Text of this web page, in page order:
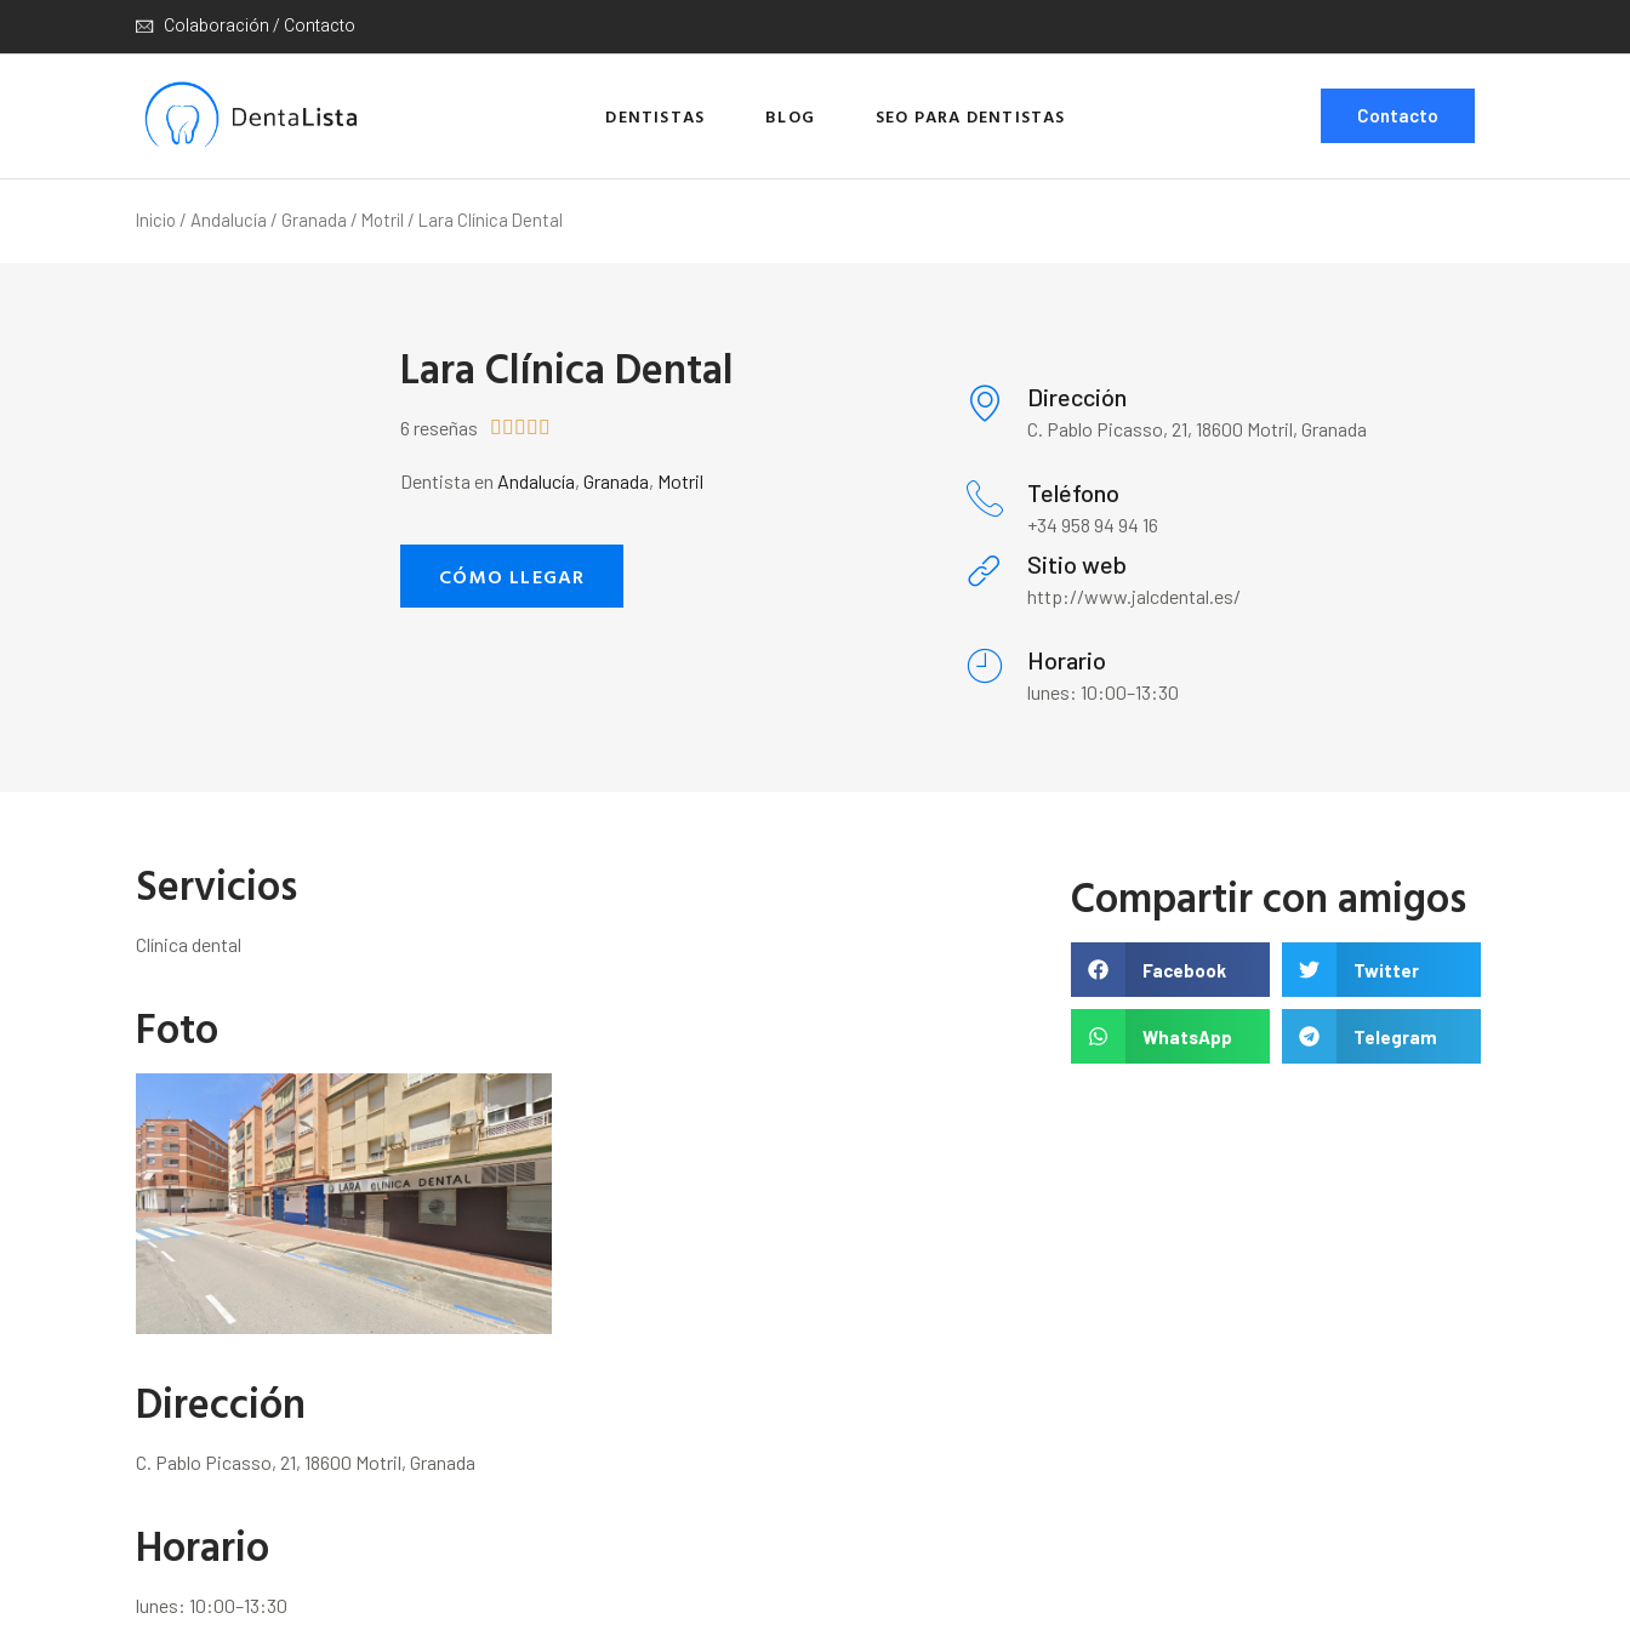
Colaboración / Contacto
DENTISTAS BLOG SEO PARA DENTISTAS Contacto
Inicio / Andalucía / Granada / Motril / Lara Clínica Dental
Lara Clínica Dental
6 reseñas     
Dentista en Andalucía,Granada, Motril
CÓMO LLEGAR
Dirección
C. Pablo Picasso, 21, 18600 Motril, Granada
Teléfono
+34 958 94 94 16
Sitio web
http://www.jalcdental.es/
Horario
lunes: 10:00–13:30
Servicios
Clínica dental
Foto
Dirección
C. Pablo Picasso, 21, 18600 Motril, Granada
Horario
lunes: 10:00–13:30
Compartir con amigos
Facebook Twitter
WhatsApp Telegram